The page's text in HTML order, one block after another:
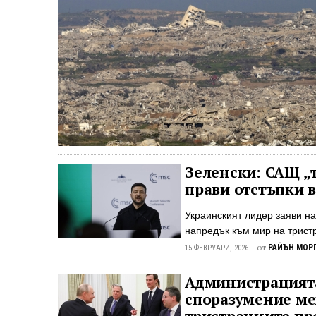
Зеленски: САЩ
прави отстъпки
Украинският лидер заяви
напредък към мир на
световните лидери на 14
към прекратяване на
разочарованието си, че от
Москва и Вашингтон ще се
15 ФЕВРУАРИ, 2026 от РАЙЪН
споразумение